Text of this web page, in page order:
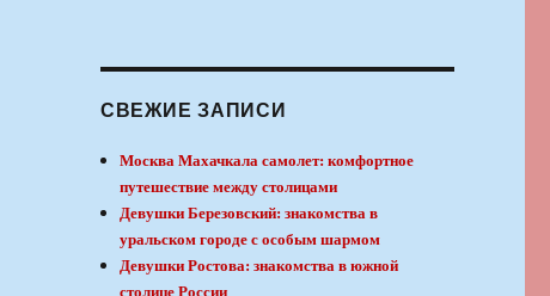
СВЕЖИЕ ЗАПИСИ
Москва Махачкала самолет: комфортное
путешествие между столицами
Девушки Березовский: знакомства в
уральском городе с особым шармом
Девушки Ростова: знакомства в южной
столице России